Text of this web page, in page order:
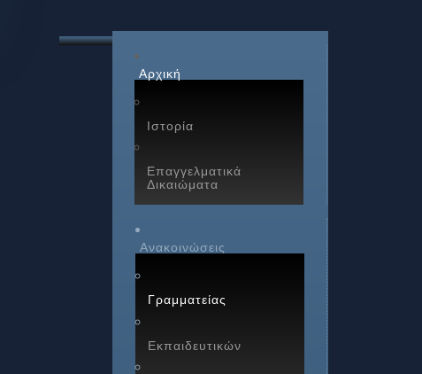
Αρχική
Ιστορία
Επαγγελματικά
Δικαιώματα
Ανακοινώσεις
Γραμματείας
Εκπαιδευτικών